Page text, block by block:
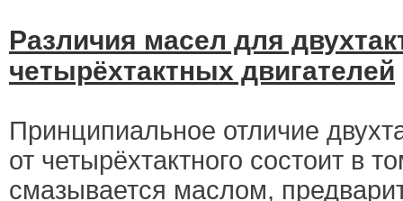
Различия масел для
четырёхтактных двигателей
Принципиальное отличие
от четырёхтактного состоит в
смазывается маслом,